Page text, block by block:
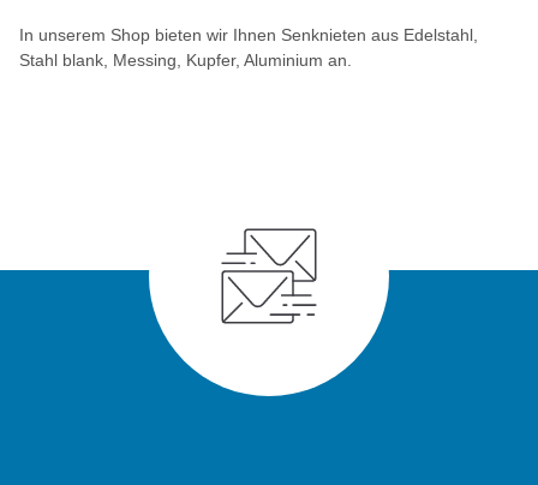
In unserem Shop bieten wir Ihnen Senknieten aus Edelstahl,
Stahl blank, Messing, Kupfer, Aluminium an.